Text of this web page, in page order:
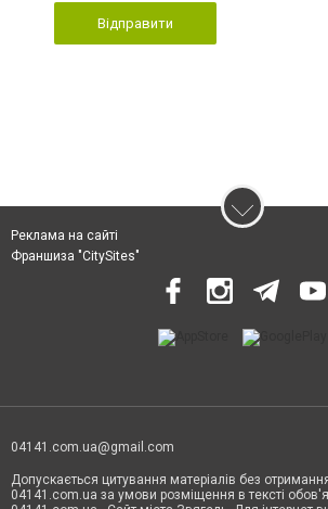
Відправити
Реклама на сайті
Франшиза "CitySites"
04141.com.ua@gmail.com
Допускається цитування матеріалів без
04141.com.ua за умови розміщення в тексті